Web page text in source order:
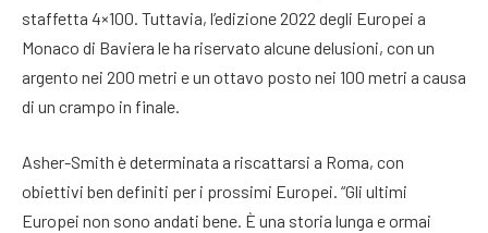
staffetta 4×100. Tuttavia, l’edizione 2022 degli Europei a
Monaco di Baviera le ha riservato alcune delusioni, con un
argento nei 200 metri e un ottavo posto nei 100 metri a causa
di un crampo in finale.
Asher-Smith è determinata a riscattarsi a Roma, con
obiettivi ben definiti per i prossimi Europei. “Gli ultimi
Europei non sono andati bene. È una storia lunga e ormai